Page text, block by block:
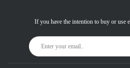
If you have the intention to buy or use